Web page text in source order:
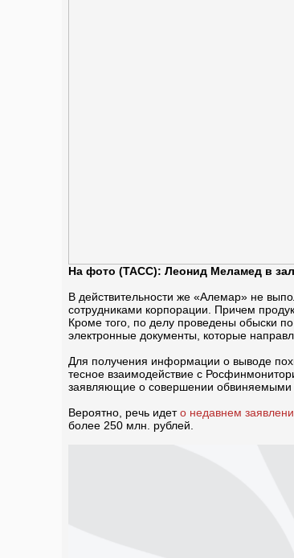
На фото (ТАСС): Леонид Меламед в
В действительности же «Алемар» не
сотрудниками корпорации. Причем
Кроме того, по делу проведены обыски
электронные документы, которые
Для получения информации о выводе
тесное взаимодействие с
заявляющие о совершении обвиняемыми
Вероятно, речь идето недавнем
более 250 млн. рублей.